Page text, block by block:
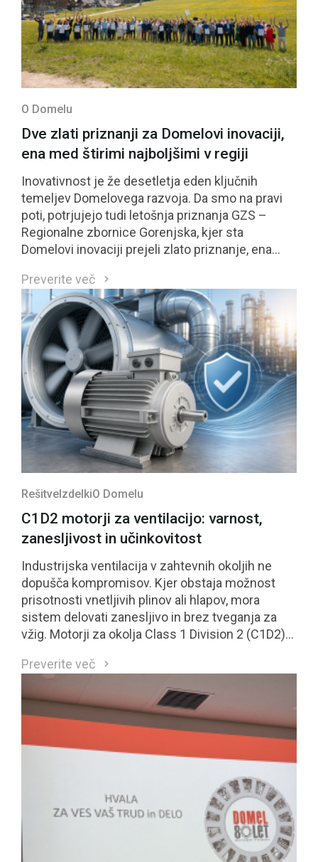
O Domelu
Dve zlati priznanji za Domelovi inovaciji,
ena med štirimi najboljšimi v regiji
Inovativnost je že desetletja eden ključnih
temeljev Domelovega razvoja. Da smo na pravi
poti, potrjujejo tudi letošnja priznanja GZS –
Regionalne zbornice Gorenjska, kjer sta
Domelovi inovaciji prejeli zlato priznanje, ena
ocenjene inovacije regije in bo kandidirala tudi za
nacionalno priznanje GZS.
Preverite več
RešitveIzdelkiO Domelu
C1D2 motorji za ventilacijo: varnost,
zanesljivost in učinkovitost
Industrijska ventilacija v zahtevnih okoljih ne
dopušča kompromisov. Kjer obstaja možnost
prisotnosti vnetljivih plinov ali hlapov, mora
sistem delovati zanesljivo in brez tveganja za
vžig. Motorji za okolja Class 1 Division 2 (C1D2)
Preverite več